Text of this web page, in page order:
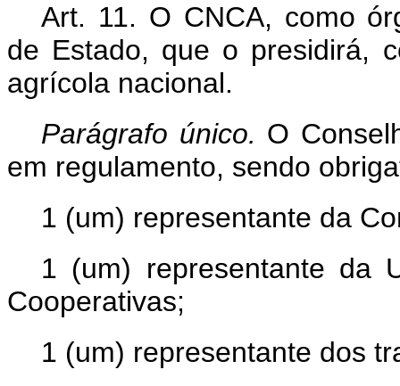
Art. 11. O CNCA, como
de Estado, que o presidirá,
agrícola nacional.
Parágrafo único. O
em regulamento, sendo
1 (um) representante da
1 (um) representante da
Cooperativas;
1 (um) representante dos